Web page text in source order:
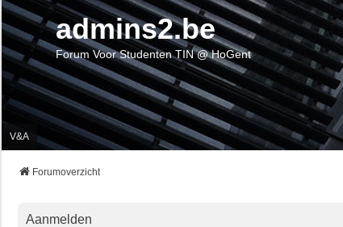
admins2.be
Forum Voor Studenten TIN @ HoGent
V&A
Forumoverzicht
Aanmelden